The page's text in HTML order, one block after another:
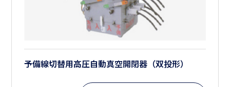
予備線切替用高圧自動真空開閉器（双投形）